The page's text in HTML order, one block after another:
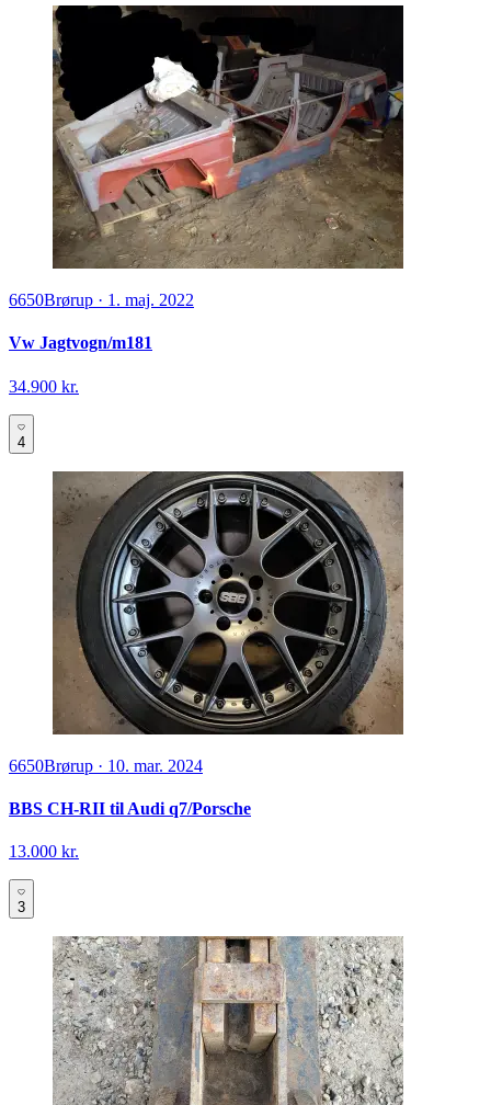
6650Brørup · 1. maj. 2022
Vw Jagtvogn/m181
34.900 kr.
4
6650Brørup · 10. mar. 2024
BBS CH-RII til Audi q7/Porsche
13.000 kr.
3